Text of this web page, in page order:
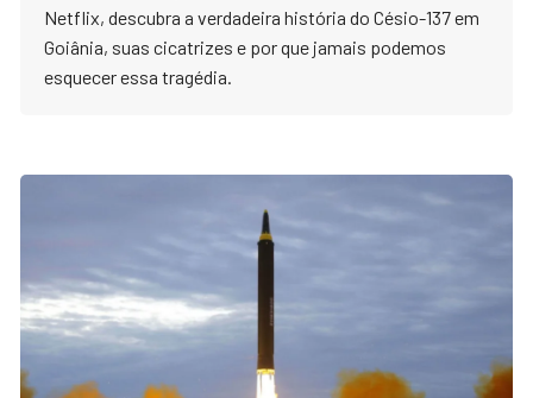
Netflix, descubra a verdadeira história do Césio-137 em
Goiânia, suas cicatrizes e por que jamais podemos
esquecer essa tragédia.